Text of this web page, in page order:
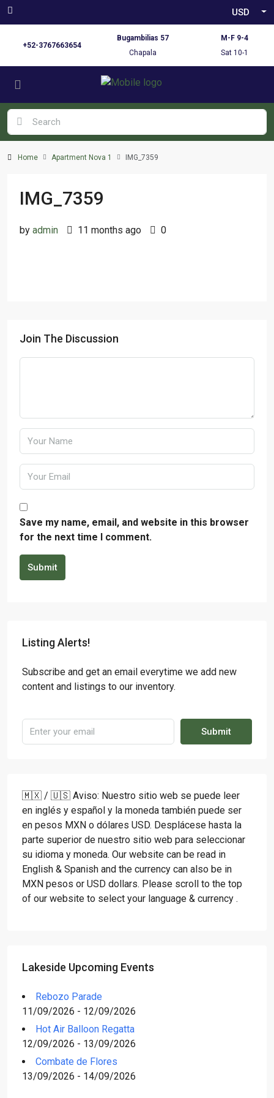
USD
+52-3767663654
Bugambilias 57
Chapala
M-F 9-4
Sat 10-1
Home Apartment Nova 1 IMG_7359
IMG_7359
by admin 11 months ago 0
Join The Discussion
Save my name, email, and website in this browser
for the next time I comment.
Submit
Listing Alerts!
Subscribe and get an email everytime we add new
content and listings to our inventory.
Submit
🇲🇽 / 🇺🇸 Aviso: Nuestro sitio web se puede leer
en inglés y español y la moneda también puede ser
en pesos MXN o dólares USD. Desplácese hasta la
parte superior de nuestro sitio web para seleccionar
su idioma y moneda. Our website can be read in
English & Spanish and the currency can also be in
MXN pesos or USD dollars. Please scroll to the top
of our website to select your language & currency .
Lakeside Upcoming Events
Rebozo Parade
11/09/2026 - 12/09/2026
Hot Air Balloon Regatta
12/09/2026 - 13/09/2026
Combate de Flores
13/09/2026 - 14/09/2026